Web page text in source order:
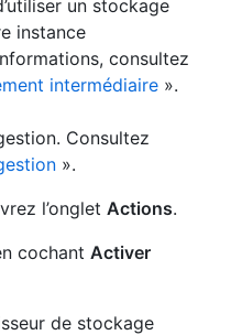
un stockage
instance
consultez
intermédiaire ».
Consultez
».
l’onglet Actions.
cochant Activer
de stockage